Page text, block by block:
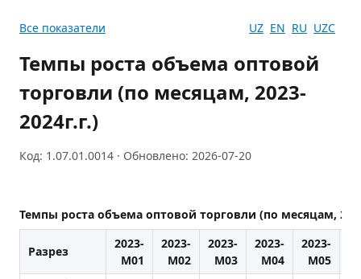
Все показатели UZ EN RU UZC
Темпы роста объема оптовой
торговли (по месяцам, 2023-
2024г.г.)
Код: 1.07.01.0014 · Обновлено: 2026-07-20
Темпы роста объема оптовой торговли (по месяцам,
Разрез
2023-
M01
2023-
M02
2023-
M03
2023-
M04
2023-
M05